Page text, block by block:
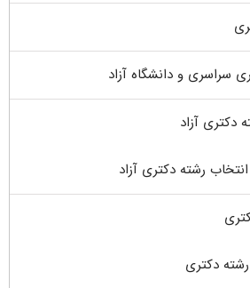
سراسری و دانشگاه آزاد
دکتری آزاد
رشته دکتری آزاد
دکتری